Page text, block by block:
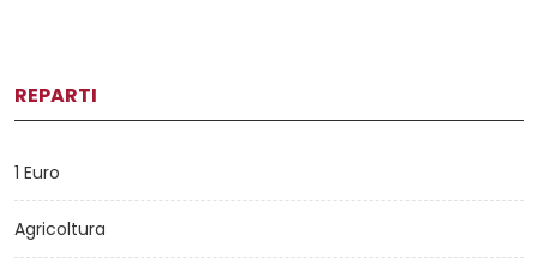
REPARTI
1 Euro
Agricoltura